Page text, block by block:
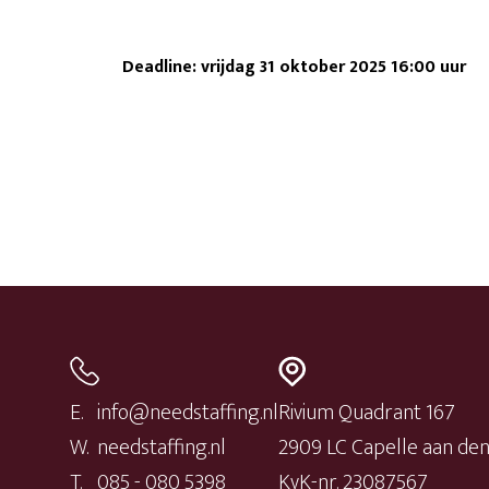
Deadline: vrijdag 31 oktober 2025 16:00 uur
E. info@needstaffing.nl
W. needstaffing.nl
Rivium Quadrant 167
2909 LC Capelle aan